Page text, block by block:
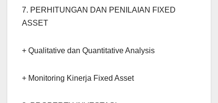
7. PERHITUNGAN DAN PENILAIAN FIXED
ASSET
+ Qualitative dan Quantitative Analysis
+ Monitoring Kinerja Fixed Asset